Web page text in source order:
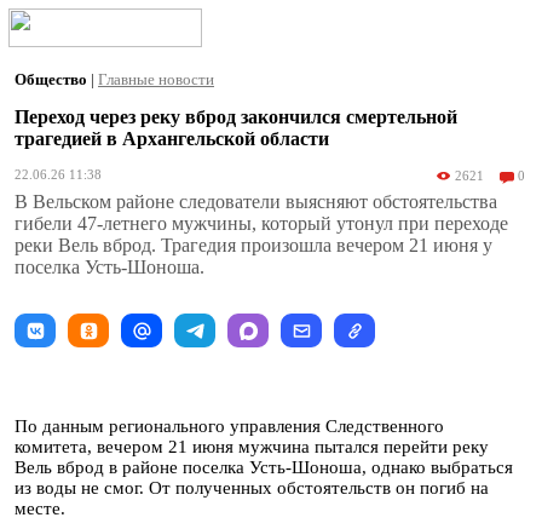
Общество | Главные новости
Переход через реку вброд закончился смертельной
трагедией в Архангельской области
22.06.26 11:38 2621 0
В Вельском районе следователи выясняют обстоятельства
гибели 47-летнего мужчины, который утонул при переходе
реки Вель вброд. Трагедия произошла вечером 21 июня у
поселка Усть-Шоноша.
По данным регионального управления Следственного
комитета, вечером 21 июня мужчина пытался перейти реку
Вель вброд в районе поселка Усть-Шоноша, однако выбраться
из воды не смог. От полученных обстоятельств он погиб на
месте.